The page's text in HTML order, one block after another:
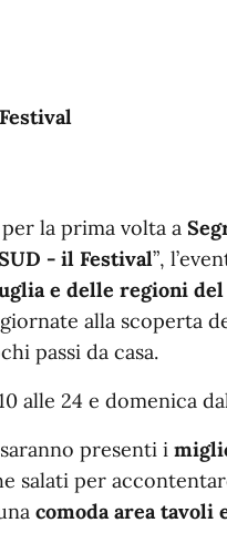
la prima volta a
- il Festival”, l’
e delle regioni
alla scoperta
passi da casa.
alle 24 e domenica
presenti i
salati per
comoda area tavoli